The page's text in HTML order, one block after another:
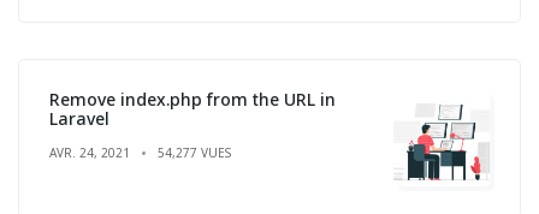
Remove index.php from the URL in
Laravel
AVR. 24, 2021 54,277 VUES